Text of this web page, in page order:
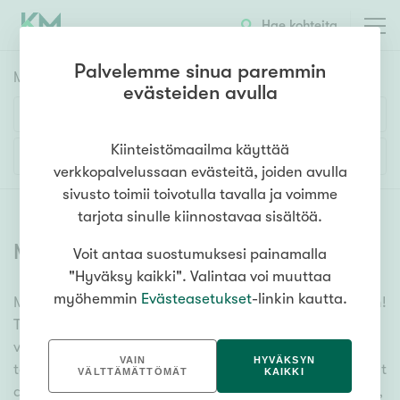
Hae kohteita
Myyntikohteet
1h 2h 3h 4h 5h+
Asuntotyyppi
Kerros-/luhtitalo
Rivitalo/paritalo
Omakoti-/erillistalo
Maa- tai metsätila
Lisää hakuehtoja
Myytävät asunnot (6355)
Meiltä löydät myytävät asunnot, oli tarpeesi mikä vain!
Tuhansien kohteiden ja satojen kiinteistönvälittäjien
verkostomme auttaa sinua kenties elämäsi
tärkeimmässä päätöksessä. Katso alta kaikki myytävät
asunnot. Hyödynnä myös kätevää hakutyökaluamme,
Palvelemme sinua paremmin
evästeiden avulla
Kiinteistömaailma käyttää
verkkopalvelussaan evästeitä, joiden avulla
sivusto toimii toivotulla tavalla ja voimme
tarjota sinulle kiinnostavaa sisältöä.
Voit antaa suostumuksesi painamalla
"Hyväksy kaikki". Valintaa voi muuttaa
myöhemmin Evästeasetukset-linkin kautta.
VAIN
VÄLTTÄMÄTTÖMÄT
HYVÄKSYN
KAIKKI